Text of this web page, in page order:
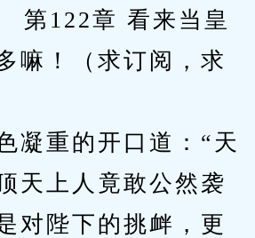
看来当皇
嘛！（求订阅，求
重的开口道：“天
天上人竟敢公然袭
对陛下的挑衅，更